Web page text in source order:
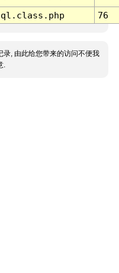
76
录, 由此给您带来的访问不便我
.